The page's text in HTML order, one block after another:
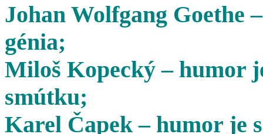
Johan Wolfgang Goethe
génia;
Miloš Kopecký – humor
smútku;
Karel Čapek – humor je